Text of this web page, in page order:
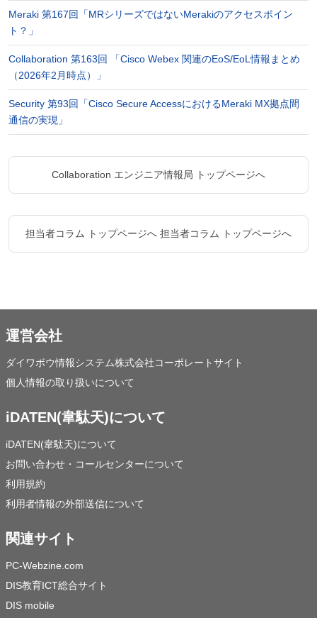
Meraki 第167回「MRシリーズではないMerakiのアクセスポイン
ト？」
Collaboration 第163回 「Cisco Webex 関連のEoS/EoL情報まとめ
（2026年2月時点）」
Security 第93回「Cisco Secure AccessにおけるMeraki MX拠点間
通信の実現」
Collaboration エンジニア情報局 トップページへ
担当者コラム トップページへ 担当者コラム トップページへ
運営会社
ダイワボウ情報システム株式会社コーポレートサイト
個人情報の取り扱いについて
iDATEN(韋駄天)について
iDATEN(韋駄天)について
お問い合わせ・コールセンターについて
利用規約
利用者情報の外部送信について
関連サイト
PC-Webzine.com
DIS教育ICT総合サイト
DIS mobile